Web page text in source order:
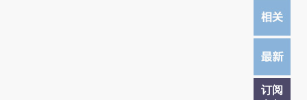
订阅